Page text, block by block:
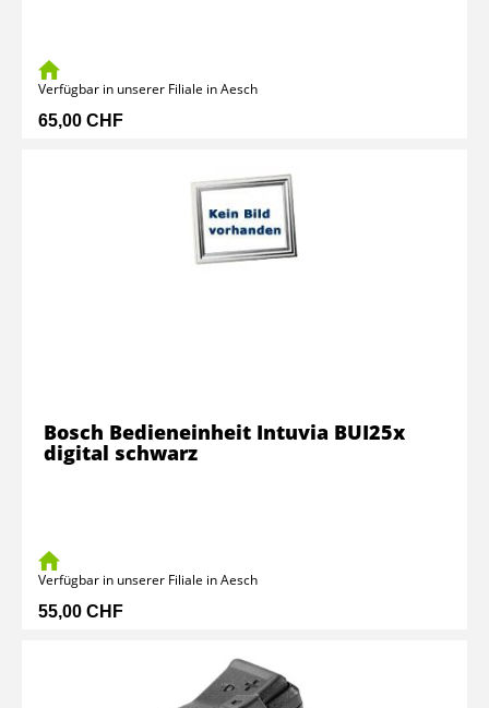
Verfügbar in unserer Filiale in Aesch
65,00 CHF
Verfügbar in unserer Filiale in Aesch
55,00 CHF
Bosch Bedieneinheit Intuvia BUI25x
digital schwarz